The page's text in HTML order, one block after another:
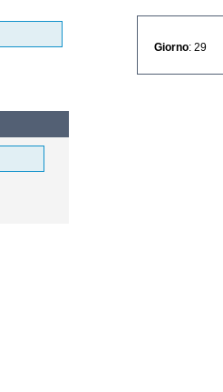
Giorno : 29